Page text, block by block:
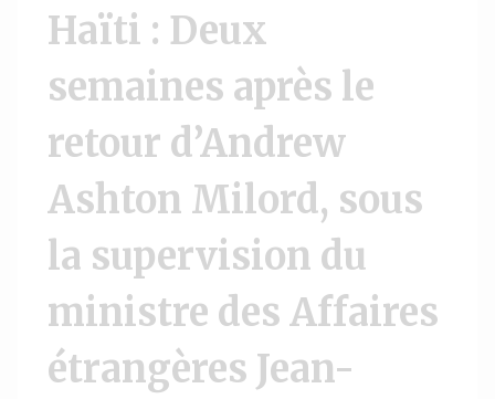
Haïti : Deux
semaines après le
retour d’Andrew
Ashton Milord, sous
la supervision du
ministre des Affaires
étrangères Jean-